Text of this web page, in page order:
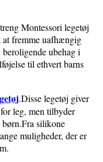
Montessori legetøj
at fremme uafhængig
ubehag i
til ethvert barns
.Disse legetøj giver
leg, men tilbyder
silikone
muligheder, der er